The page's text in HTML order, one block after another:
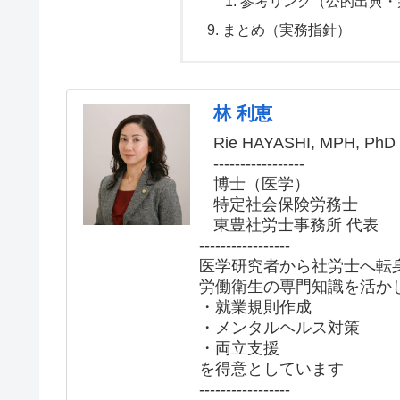
まとめ（実務指針）
林 利恵
Rie HAYASHI, MPH, PhD
-----------------
博士（医学）
特定社会保険労務士
東豊社労士事務所 代表
-----------------
医学研究者から社労士へ転
労働衛生の専門知識を活か
・就業規則作成
・メンタルヘルス対策
・両立支援
を得意としています
-----------------